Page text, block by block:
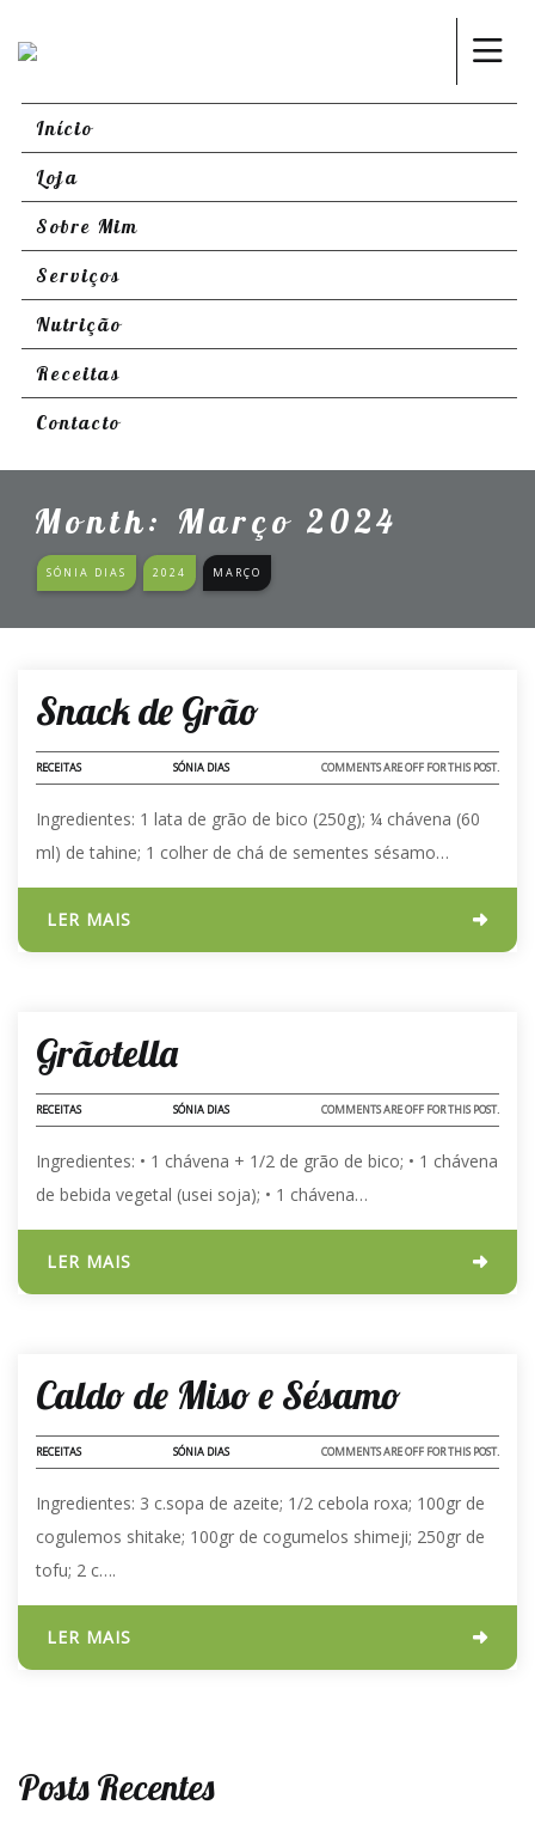
Início
Loja
Sobre Mim
Serviços
Nutrição
Receitas
Contacto
Month: Março 2024
SÓNIA DIAS 2024 MARÇO
Snack de Grão
RECEITAS SÓNIA DIAS COMMENTS ARE OFF FOR THIS POST.
Ingredientes: 1 lata de grão de bico (250g); ¼ chávena (60
ml) de tahine; 1 colher de chá de sementes sésamo…
LER MAIS
Grãotella
RECEITAS SÓNIA DIAS COMMENTS ARE OFF FOR THIS POST.
Ingredientes: •⁠ ⁠1 chávena + 1/2 de grão de bico; •⁠ ⁠⁠1 chávena
de bebida vegetal (usei soja); •⁠ ⁠⁠1 chávena…
LER MAIS
Caldo de Miso e Sésamo
RECEITAS SÓNIA DIAS COMMENTS ARE OFF FOR THIS POST.
Ingredientes: 3 c.sopa de azeite; 1/2 cebola roxa; 100gr de
cogulemos shitake; 100gr de cogumelos shimeji; 250gr de
tofu; 2 c….
LER MAIS
Posts Recentes